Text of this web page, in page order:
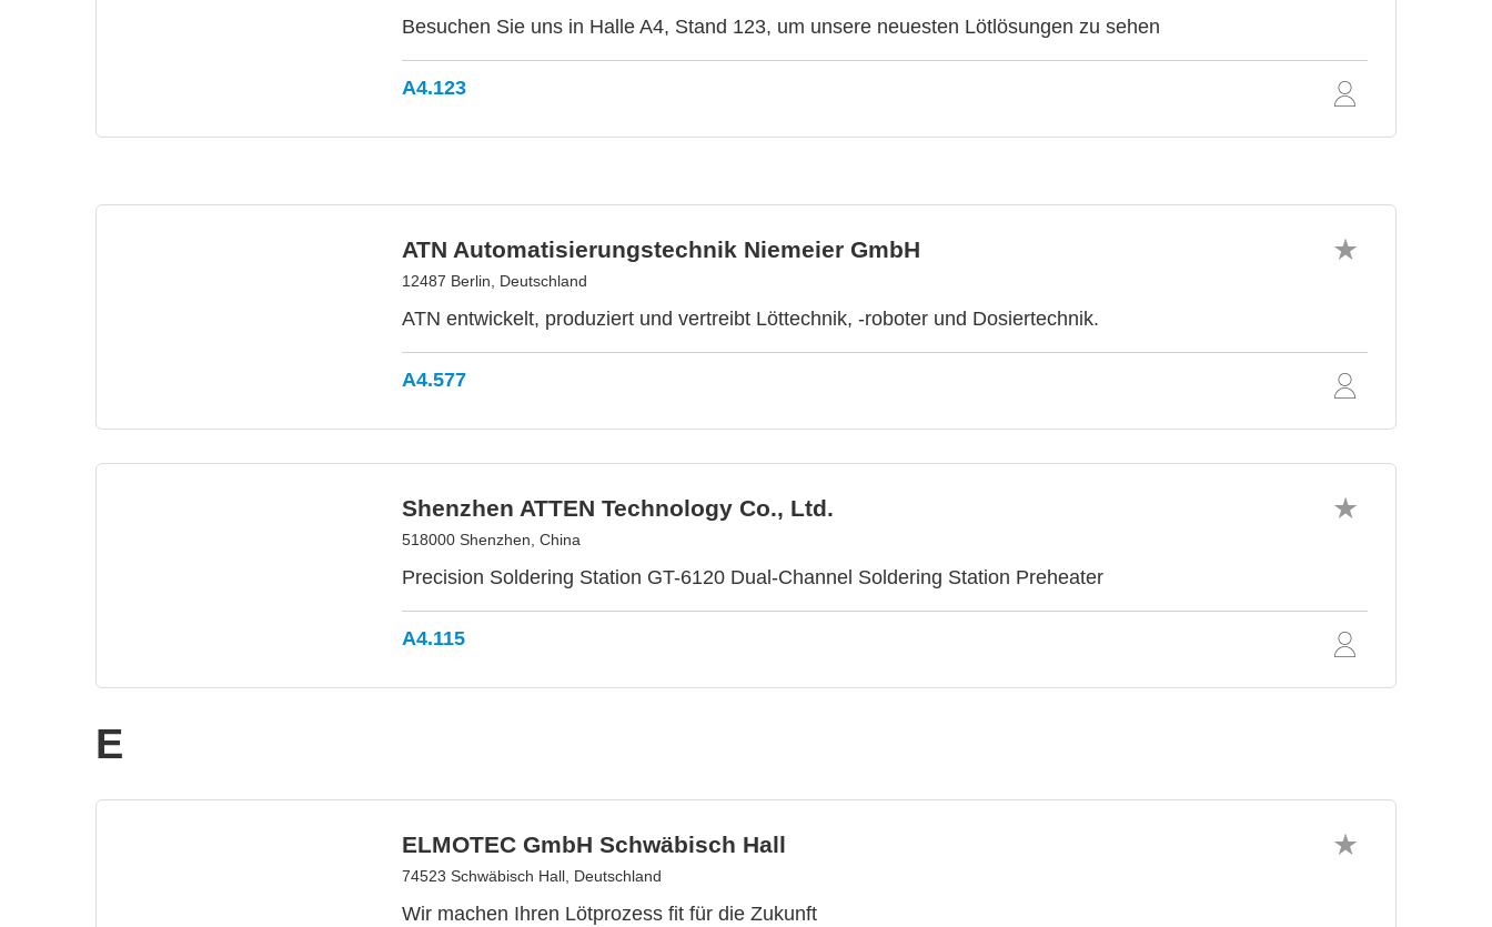
Besuchen Sie uns in Halle A4, Stand 123, um unsere neuesten Lötlösungen zu sehen
A4.123
ATN Automatisierungstechnik Niemeier GmbH
12487 Berlin, Deutschland
ATN entwickelt, produziert und vertreibt Löttechnik, -roboter und Dosiertechnik.
A4.577
Shenzhen ATTEN Technology Co., Ltd.
518000 Shenzhen, China
Precision Soldering Station GT-6120 Dual-Channel Soldering Station Preheater
A4.115
E
ELMOTEC GmbH Schwäbisch Hall
74523 Schwäbisch Hall, Deutschland
Wir machen Ihren Lötprozess fit für die Zukunft